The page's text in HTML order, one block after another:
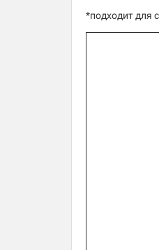
*подходит для